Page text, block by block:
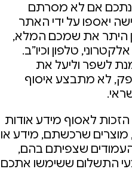
אם לא מסרתם
יאספו על ידי האתר
היתר את שמכם המלא,
טלפון וכיו”ב.
לשפר וליעל את
לא מתבצע איסוף
לאסוף מידע אודות
מוצרים שרכשתם, מידע או
שצפיתם בהם,
התשלום ששימשו אתכם